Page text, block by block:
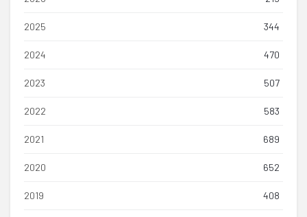
2025 344
2024 470
2023 507
2022 583
2021 689
2020 652
2019 408